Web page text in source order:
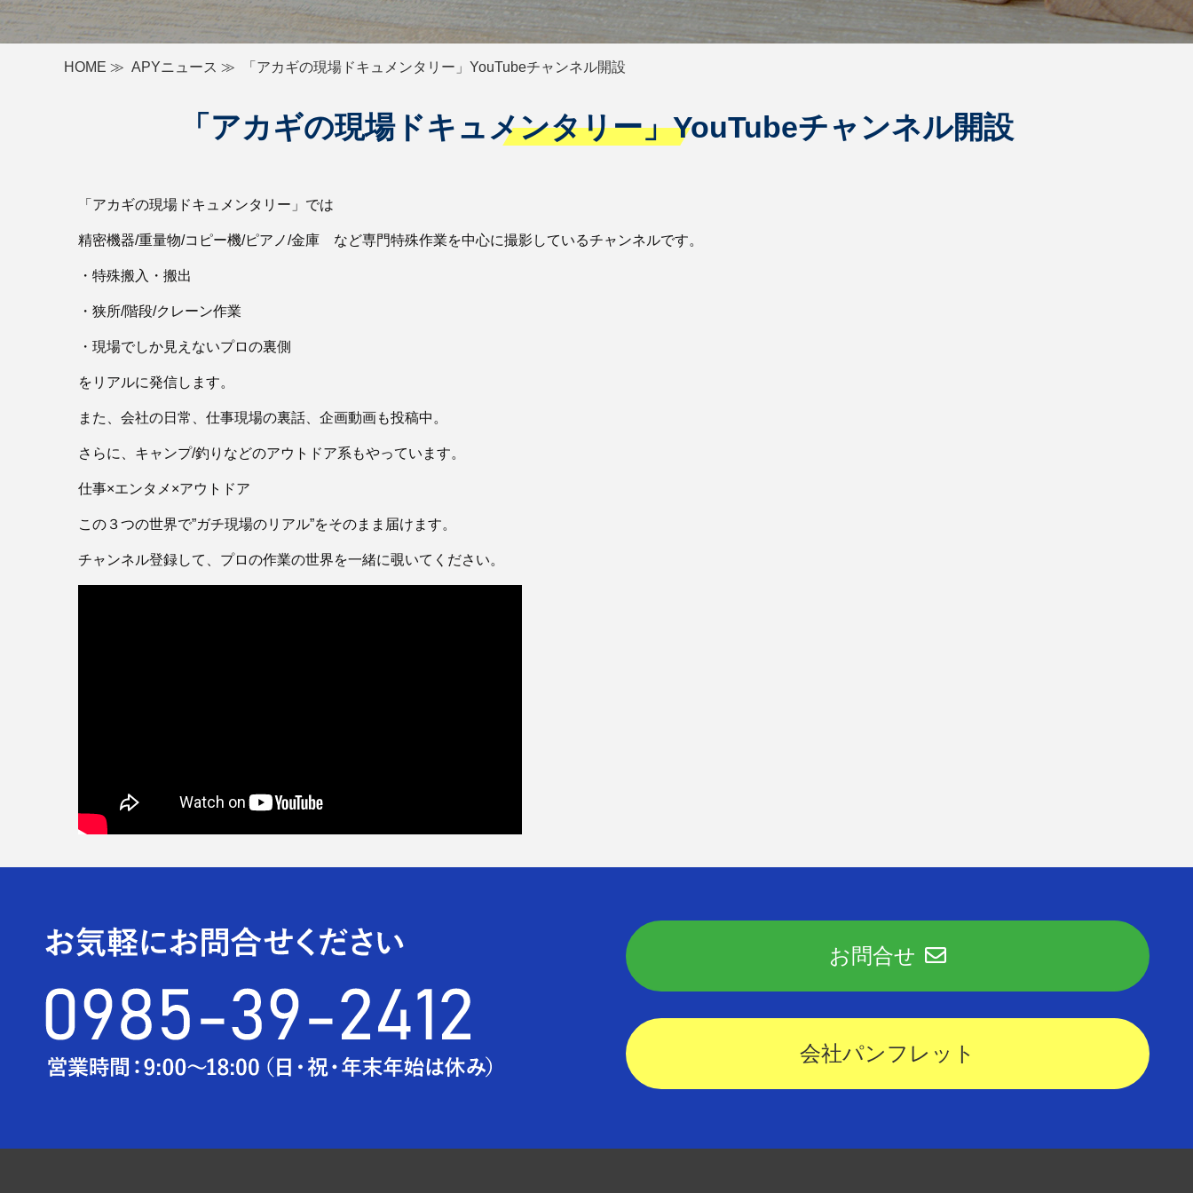
HOME ≫ APYニュース ≫ 「アカギの現場ドキュメンタリー」YouTubeチャンネル開設
「アカギの現場ドキュメンタリー」YouTubeチャンネル開設
「アカギの現場ドキュメンタリー」では
精密機器/重量物/コピー機/ピアノ/金庫 など専門特殊作業を中心に撮影しているチャンネルです。
・特殊搬入・搬出
・狭所/階段/クレーン作業
・現場でしか見えないプロの裏側
をリアルに発信します。
また、会社の日常、仕事現場の裏話、企画動画も投稿中。
さらに、キャンプ/釣りなどのアウトドア系もやっています。
仕事×エンタメ×アウトドア
この３つの世界で”ガチ現場のリアル”をそのまま届けます。
チャンネル登録して、プロの作業の世界を一緒に覗いてください。
お問合せ
会社パンフレット